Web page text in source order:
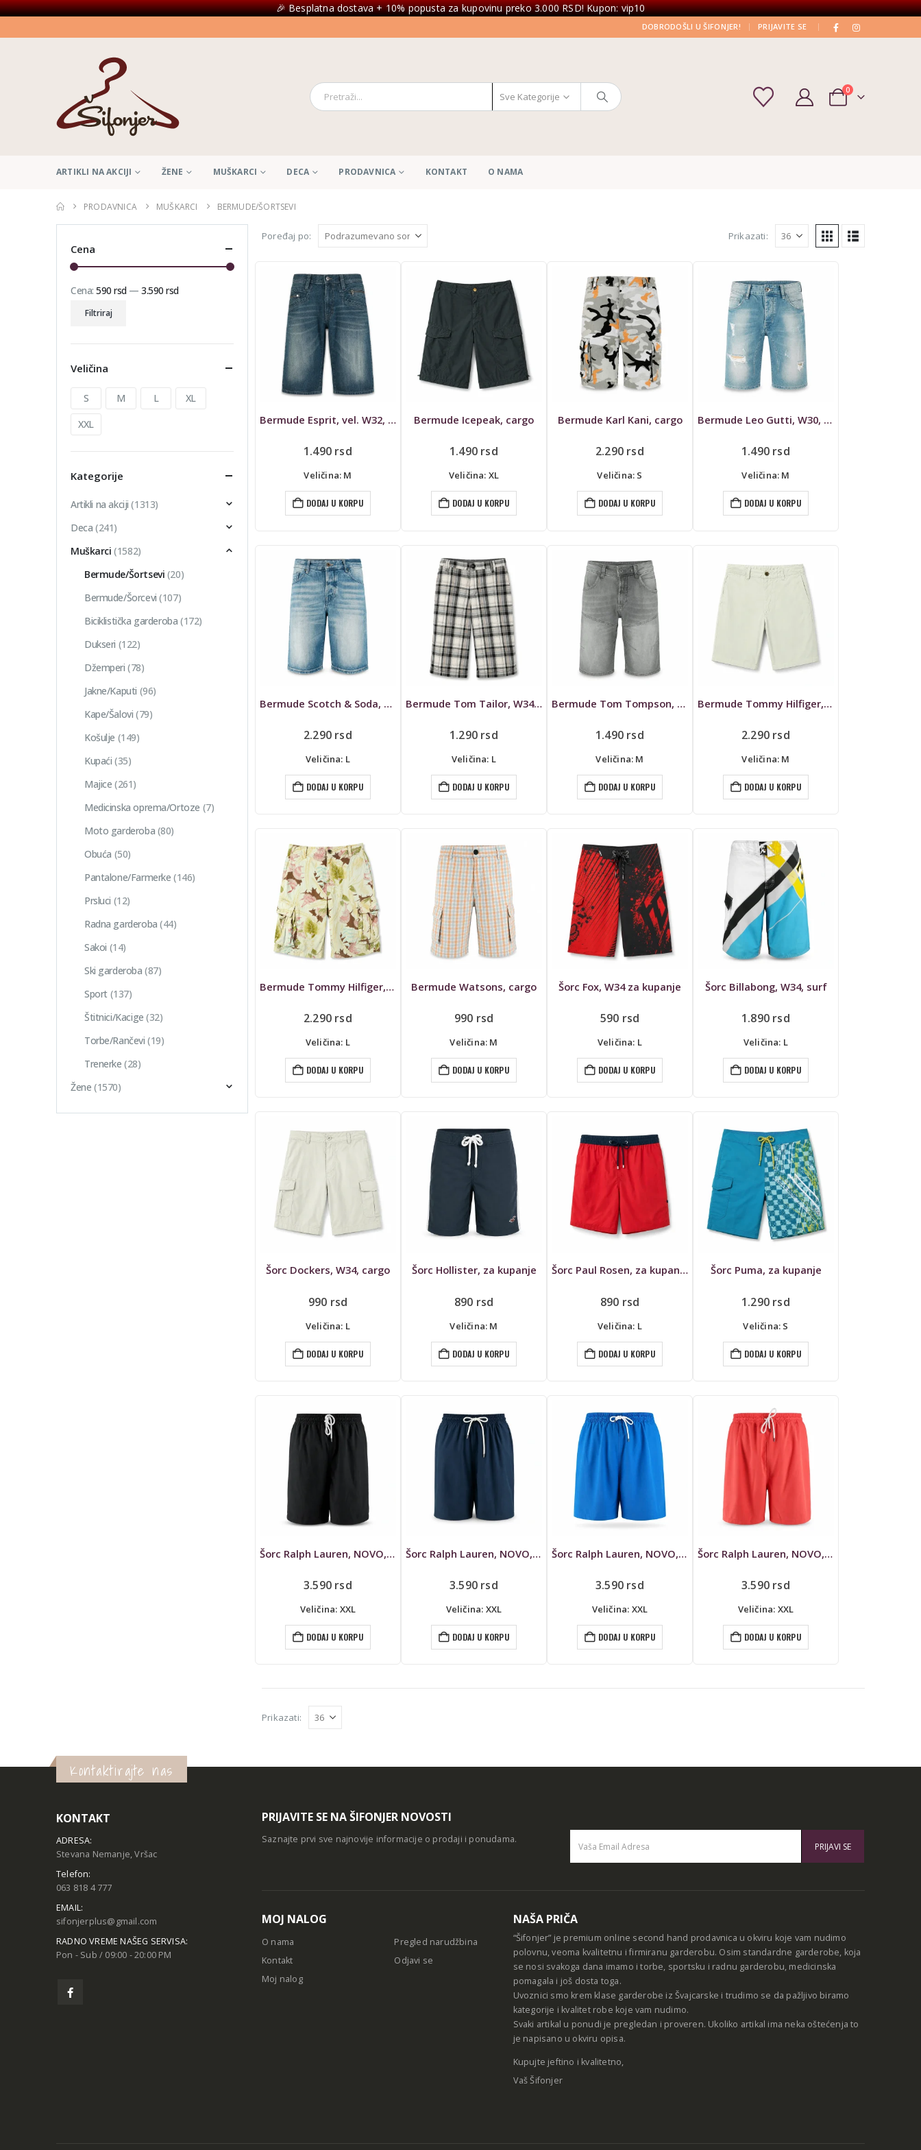
🎉 Besplatna dostava + 10% popusta za kupovinu preko 3.000 RSD! Kupon: vip10
DOBRODOŠLI U ŠIFONJER! | PRIJAVITE SE |
Sve Kategorije
0
ARTIKLI NA AKCIJI ŽENE MUŠKARCI DECA PRODAVNICA KONTAKT O NAMA
PRODAVNICA MUŠKARCI BERMUDE/ŠORTSEVI
Poređaj po: Prikazati:
Bermude Esprit, vel. W32, teksas
1.490 rsd
Veličina: M
DODAJ U KORPU
Bermude Icepeak, cargo
1.490 rsd
Veličina: XL
DODAJ U KORPU
Bermude Karl Kani, cargo
2.290 rsd
Veličina: S
DODAJ U KORPU
Bermude Leo Gutti, W30, teksas
1.490 rsd
Veličina: M
DODAJ U KORPU
Bermude Scotch & Soda, W34, Ralston
2.290 rsd
Veličina: L
DODAJ U KORPU
Bermude Tom Tailor, W34 L40
1.290 rsd
Veličina: L
DODAJ U KORPU
Bermude Tom Tompson, teksas
1.490 rsd
Veličina: M
DODAJ U KORPU
Bermude Tommy Hilfiger, W32
2.290 rsd
Veličina: M
DODAJ U KORPU
Bermude Tommy Hilfiger, W33, cargo
2.290 rsd
Veličina: L
DODAJ U KORPU
Bermude Watsons, cargo
990 rsd
Veličina: M
DODAJ U KORPU
Šorc Fox, W34 za kupanje
590 rsd
Veličina: L
DODAJ U KORPU
Šorc Billabong, W34, surf
1.890 rsd
Veličina: L
DODAJ U KORPU
Šorc Dockers, W34, cargo
990 rsd
Veličina: L
DODAJ U KORPU
Šorc Hollister, za kupanje
890 rsd
Veličina: M
DODAJ U KORPU
Šorc Paul Rosen, za kupanje
890 rsd
Veličina: L
DODAJ U KORPU
Šorc Puma, za kupanje
1.290 rsd
Veličina: S
DODAJ U KORPU
Šorc Ralph Lauren, NOVO, za kupanje
3.590 rsd
Veličina: XXL
DODAJ U KORPU
Šorc Ralph Lauren, NOVO, za kupanje
3.590 rsd
Veličina: XXL
DODAJ U KORPU
Šorc Ralph Lauren, NOVO, za kupanje
3.590 rsd
Veličina: XXL
DODAJ U KORPU
Šorc Ralph Lauren, NOVO, za kupanje
3.590 rsd
Veličina: XXL
DODAJ U KORPU
Prikazati:
Cena
Minimalna
Maksimalna
Filtriraj
Cena:590 rsd—3.590 rsd
Veličina
S M L
XL
XXL
Kategorije
Artikli na akciji (1313)
Deca (241)
Muškarci (1582)
Bermude/Šortsevi (20)
Bermude/Šorcevi (107)
Biciklistička garderoba (172)
Dukseri (122)
Džemperi (78)
Jakne/Kaputi (96)
Kape/Šalovi (79)
Košulje (149)
Kupaći (35)
Majice (261)
Medicinska oprema/Ortoze (7)
Moto garderoba (80)
Obuća (50)
Pantalone/Farmerke (146)
Prsluci (12)
Radna garderoba (44)
Sakoi (14)
Ski garderoba (87)
Sport (137)
Štitnici/Kacige (32)
Torbe/Rančevi (19)
Trenerke (28)
Žene (1570)
Kontaktirajte nas
KONTAKT
ADRESA:
Stevana Nemanje, Vršac
Telefon:
063 818 4 777
EMAIL:
sifonjerplus@gmail.com
RADNO VREME NAŠEG SERVISA:
Pon - Sub / 09:00 - 20:00 PM
PRIJAVITE SE NA ŠIFONJER NOVOSTI
Saznajte prvi sve najnovije informacije o prodaji i ponudama.
MOJ NALOG
O nama
Kontakt
Moj nalog
Pregled narudžbina
Odjavi se
NAŠA PRIČA
“Šifonjer” je premium online second hand prodavnica u okviru koje vam nudimo
polovnu, veoma kvalitetnu i firmiranu garderobu. Osim standardne garderobe, koja
se nosi svakoga dana imamo i torbe, sportsku i radnu garderobu, medicinska
pomagala i još dosta toga.
Uvoznici smo krem klase garderobe iz Švajcarske i trudimo se da pažljivo biramo
kategorije i kvalitet robe koje vam nudimo.
Svaki artikal u ponudi je pregledan i proveren. Ukoliko artikal ima neka oštećenja to
je napisano u okviru opisa.
Kupujte jeftino i kvalitetno,
Vaš Šifonjer